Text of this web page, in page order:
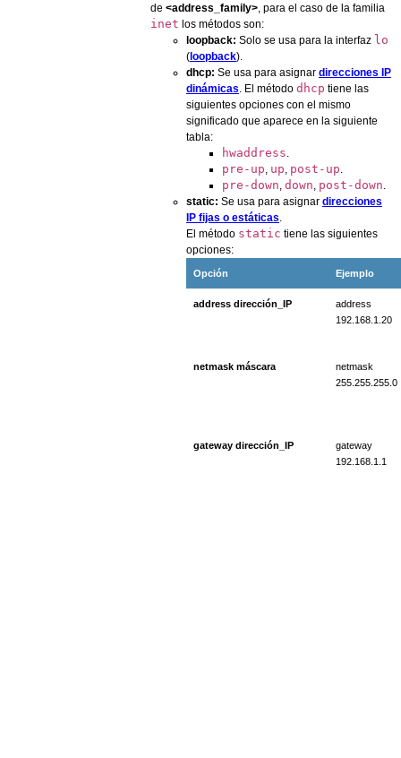
de <address_family>, para el caso de la familia
inet los métodos son:
loopback: Solo se usa para la interfaz lo
(loopback).
dhcp: Se usa para asignar direcciones IP
dinámicas. El método dhcp tiene las
siguientes opciones con el mismo
significado que aparece en la siguiente
tabla:
hwaddress.
pre-up, up, post-up.
pre-down, down, post-down.
static: Se usa para asignar direcciones
IP fijas o estáticas.
El método static tiene las siguientes
opciones:
Opción Ejemplo
address dirección_IP
address
192.168.1.20
netmask máscara
netmask
255.255.255.0
gateway dirección_IP
gateway
192.168.1.1